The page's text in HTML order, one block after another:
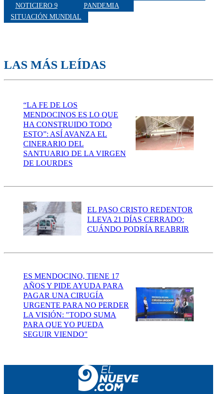
NOTICIERO 9
PANDEMIA
SITUACIÓN MUNDIAL
LAS MÁS LEÍDAS
“LA FE DE LOS
MENDOCINOS ES LO QUE
HA CONSTRUIDO TODO
ESTO”: ASÍ AVANZA EL
CINERARIO DEL
SANTUARIO DE LA VIRGEN
DE LOURDES
EL PASO CRISTO REDENTOR
LLEVA 21 DÍAS CERRADO:
CUÁNDO PODRÍA REABRIR
ES MENDOCINO, TIENE 17
AÑOS Y PIDE AYUDA PARA
PAGAR UNA CIRUGÍA
URGENTE PARA NO PERDER
LA VISIÓN: "TODO SUMA
PARA QUE YO PUEDA
SEGUIR VIENDO"